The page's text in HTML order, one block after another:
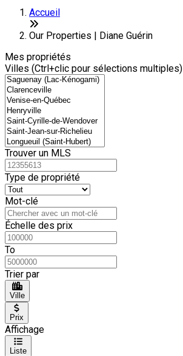
Accueil
Our Properties | Diane Guérin
Mes propriétés
Villes (Ctrl+clic pour sélections multiples)
Trouver un MLS
Type de propriété
Mot-clé
Échelle des prix
To
Trier par
Ville
Prix
Affichage
Liste